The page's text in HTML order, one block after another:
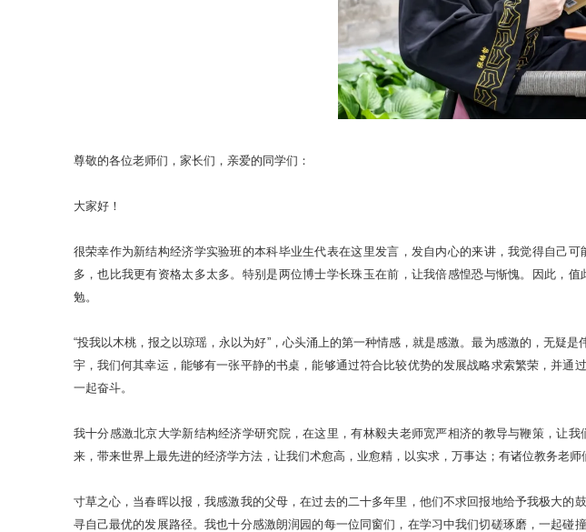
尊敬的各位老师们，家长们，亲爱的同学们：
大家好！
很荣幸作为新结构经济学实验班的本科毕业生代表在这里发言，发自内心的来讲，我觉得自己
多，也比我更有资格太多太多。特别是两位博士学长珠玉在前，让我倍感惶恐与惭愧。因此，
勉。
“投我以木桃，报之以琼瑶，永以为好”，心头涌上的第一种情感，就是感激。最为感激的，无疑
宇，我们何其幸运，能够有一张平静的书桌，能够通过符合比较优势的发展战略求索繁荣，并
一起奋斗。
我十分感激北京大学新结构经济学研究院，在这里，有林毅夫老师宽严相济的教导与鞭策，让
来，带来世界上最先进的经济学方法，让我们术愈高，业愈精，以实求，万事达；有诸位教务老
寸草之心，当春晖以报，我感激我的父母，在过去的二十多年里，他们不求回报地给予我极大
寻自己最优的发展路径。我也十分感激朗润园的每一位同窗们，在学习中我们切磋琢磨，一起